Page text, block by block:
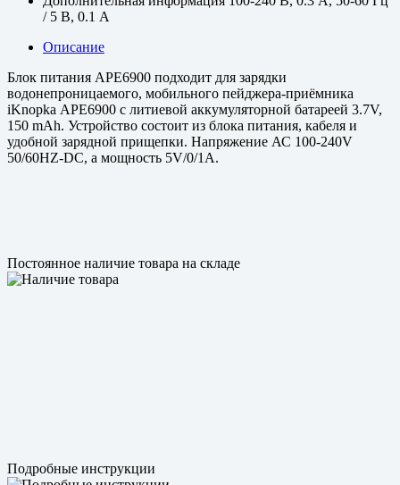
/ 5 В, 0.1 А
Описание
Блок питания АРЕ6900 подходит для зарядки
водонепроницаемого, мобильного пейджера-приёмника
iKnopka АРЕ6900 с литиевой аккумуляторной батареей 3.7V,
150 mAh. Устройство состоит из блока питания, кабеля и
удобной зарядной прищепки. Напряжение АС 100-240V
50/60HZ-DC, а мощность 5V/0/1A.
Постоянное наличие товара на складе
Подробные инструкции